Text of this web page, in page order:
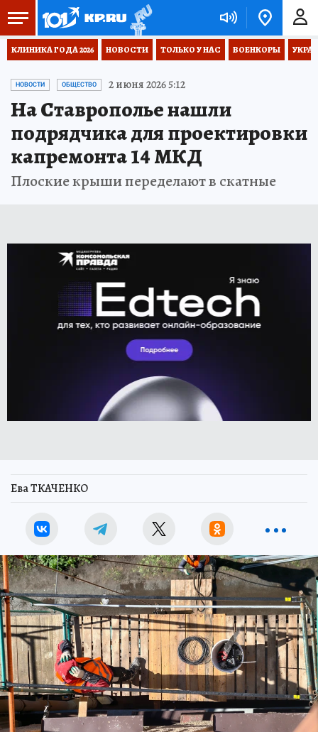
КЛИНИКА ГОДА 2026 НОВОСТИ ТОЛЬКО У НАС ВОЕНКОРЫ
НОВОСТИ ОБЩЕСТВО 2 июня 2026 5:12
На Ставрополье нашли
подрядчика для проектировки
капремонта 14 МКД
Плоские крыши переделают в скатные
Ева ТКАЧЕНКО